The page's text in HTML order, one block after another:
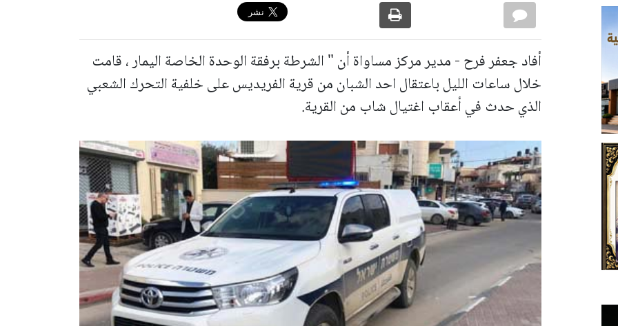
أفاد جعفر فرح - مدير مركز مساواة أن " الشرطة برفقة الوحدة الخاصة اليمار ، قامت
خلال ساعات الليل باعتقال احد الشبان من قرية الفريديس على خلفية التحرك الشعبي
الذي حدث في أعقاب اغتيال شاب من القرية.